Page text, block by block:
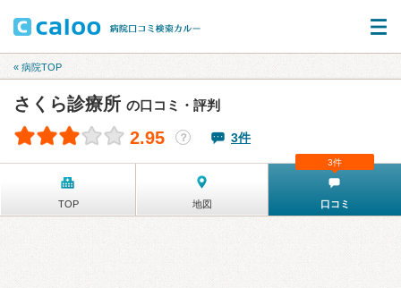
« 病院TOP
さくら診療所 の口コミ・評判
2.95 ？ 3件
TOP 地図 口コミ
3件